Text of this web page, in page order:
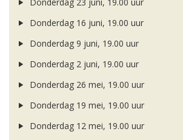
Donderdag 23 juni, 19.00 uur
Donderdag 16 juni, 19.00 uur
Donderdag 9 juni, 19.00 uur
Donderdag 2 juni, 19.00 uur
Donderdag 26 mei, 19.00 uur
Donderdag 19 mei, 19.00 uur
Donderdag 12 mei, 19.00 uur